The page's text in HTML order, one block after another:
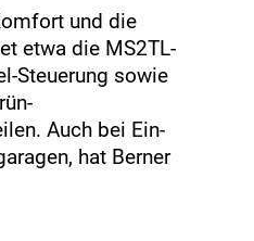
und die
etwa die MS2TL-
Steuerung sowie
Auch bei Ein-
hat Berner